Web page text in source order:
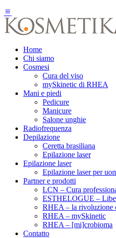
Home
Chi siamo
Cosmesi
Cura del viso
mySkinetic di RHEA
Mani e piedi
Pedicure
Manicure
Salone unghie
Radiofrequenza
Depilazione
Ceretta brasiliana
Epilazione laser
Epilazione laser
Epilazione laser per
Partner e prodotti
LCN – Cura
ESTHELOGUE –
RHEA – la rivoluzione
RHEA – mySkinetic
RHEA – [mi]crobioma
Contatto